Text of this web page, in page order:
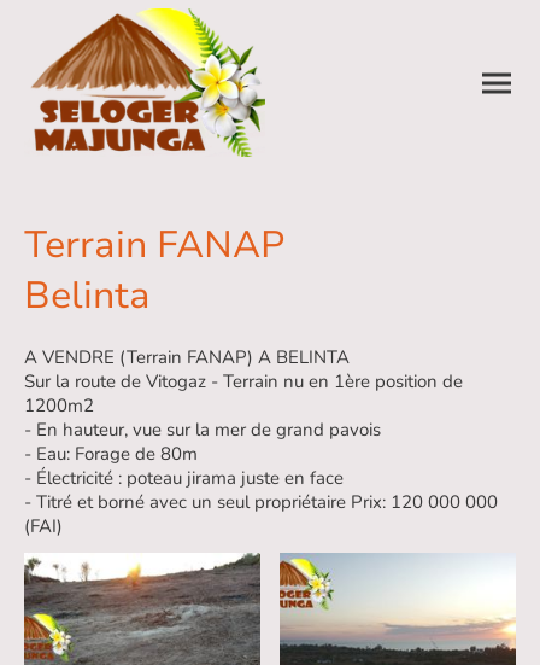
Terrain FANAP
Belinta
A VENDRE (Terrain FANAP) A BELINTA
Sur la route de Vitogaz - Terrain nu en 1ère position de
1200m2
- En hauteur, vue sur la mer de grand pavois
- Eau: Forage de 80m
- Électricité : poteau jirama juste en face
- Titré et borné avec un seul propriétaire Prix: 120 000 000
(FAI)